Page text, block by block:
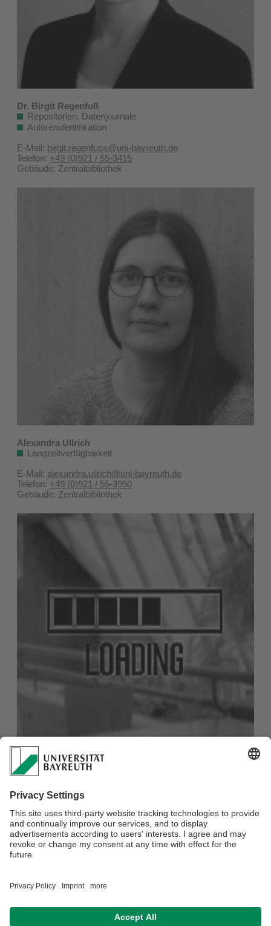
Dr. Birgit Regenfuß
Repositorien, Datenjournale
Autorenidentifikation
E-Mail: birgit.regenfuss@uni-bayreuth.de
Telefon: +49 (0)921 / 55-3415
Gebäude: Zentralbibliothek
Alexandra Ullrich
Langzeitverfügbarkeit
E-Mail: alexandra.ullrich@uni-bayreuth.de
Telefon: +49 (0)921 / 55-3950
Gebäude: Zentralbibliothek
Dr. Anna Katharina Winkler
Geistes- und sozialwissenschaftliche Forschungsdaten
E-Mail:anna-katharina.winkler@uni-bayreuth.de
Telefon:+49 (0)921 / 55-3446
Gebäude: Zentralbibliothek